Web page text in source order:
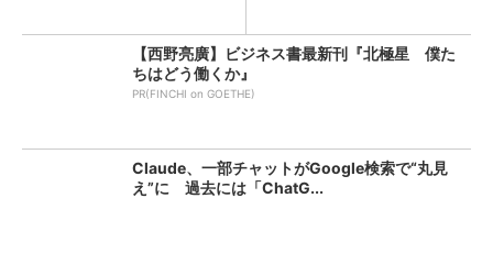
【西野亮廣】ビジネス書最新刊『北極星 僕た
ちはどう働くか』
PR(FINCHI on GOETHE)
Claude、一部チャットがGoogle検索で“丸見
え”に 過去には「ChatG...